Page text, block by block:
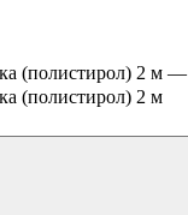
(полистирол) 2 м —
(полистирол) 2 м